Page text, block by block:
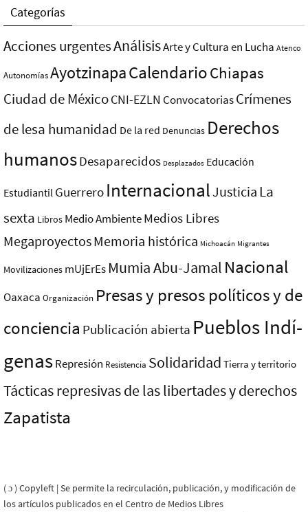
Categorías
Acciones urgentesAnálisisArte y Cultura en Lucha Atenco
AutonomíasAyotzinapaCalendarioChiapas
Ciudad de MéxicoCNI-EZLN ConvocatoriasCrímenes
de lesa humanidad De la red Denuncias Derechos
humanosDesaparecidos Desplazados Educación
Estudiantil Guerrero InternacionalJusticia La
sexta Libros Medio AmbienteMedios Libres
MegaproyectosMemoria histórica Michoacán Migrantes
Movilizaciones mUjErEs Mumia Abu-Jamal Nacional
Oaxaca Organización Presas y presos polí­ticos y de
conciencia Publicación abierta Pueblos Indí­
genasRepresión Resistencia Solidaridad Tierra y territorio
Tácticas represivas de las libertades y derechos
Zapatista
( ɔ ) Copyleft | Se permite la recirculación, publicación, y modificación de
los artículos publicados en el Centro de Medios Libres